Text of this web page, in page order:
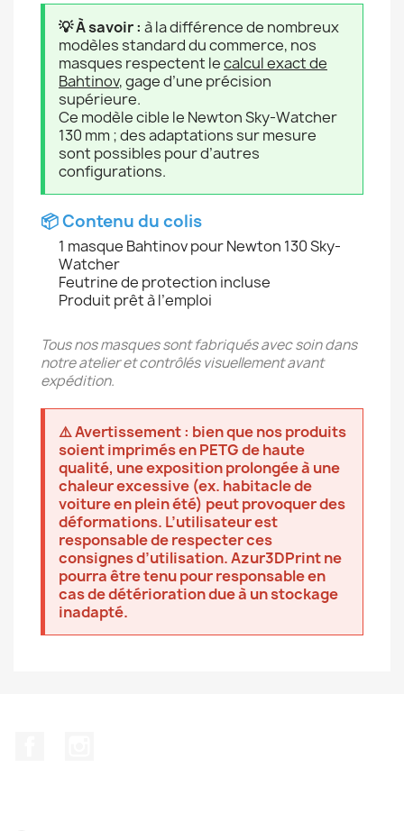
💡 À savoir : à la différence de nombreux
modèles standard du commerce, nos
masques respectent lecalcul exact de
Bahtinov, gage d’une précision
supérieure.
Ce modèle cible le Newton Sky-Watcher
130 mm ; des adaptations sur mesure
sont possibles pour d’autres
configurations.
📦 Contenu du colis
1 masque Bahtinov pour Newton 130 Sky-
Watcher
Feutrine de protection incluse
Produit prêt à l’emploi
Tous nos masques sont fabriqués avec soin dans
notre atelier et contrôlés visuellement avant
expédition.
⚠️ Avertissement : bien que nos produits
soient imprimés en PETG de haute
qualité, une exposition prolongée à une
chaleur excessive (ex. habitacle de
voiture en plein été) peut provoquer des
déformations. L’utilisateur est
responsable de respecter ces
consignes d’utilisation. Azur3DPrint ne
pourra être tenu pour responsable en
cas de détérioration due à un stockage
inadapté.